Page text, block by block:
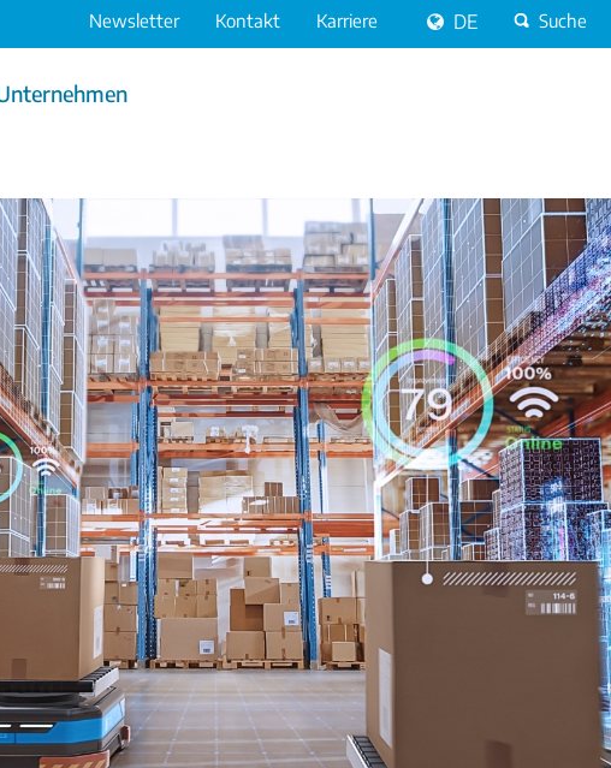
Newsletter Kontakt Karriere DE Suche